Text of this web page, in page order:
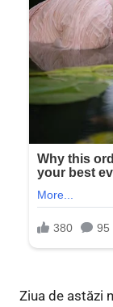
Ziua de astăzi